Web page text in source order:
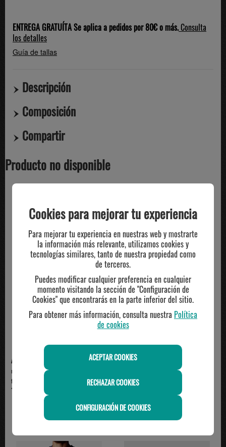
ENTREGA GRATUÍTA Se aplica a pedidos por 80€ o más.Consulta
los detalles
Guía de tallas
Descripción
Composición
Compartir
Producto no disponible
TE PUEDE INTERESAR
ADIDAS
minikit 2ª camiseta Real Madrid
temp. 26/27 , v...
110.00€
ADIDAS
2ª camiseta Real Madrid temp.
26/27 , verde
Cookies para mejorar tu experiencia
Para mejorar tu experiencia en nuestras web y mostrarte
la información más relevante, utilizamos cookies y
tecnologías similares, tanto de nuestra propiedad como
de terceros.
Puedes modificar cualquier preferencia en cualquier
momento visitando la sección de "Configuración de
Cookies" que encontrarás en la parte inferior del sitio.
Para obtener más información, consulta nuestra Política
de cookies
ACEPTAR COOKIES
RECHAZAR COOKIES
CONFIGURACIÓN DE COOKIES